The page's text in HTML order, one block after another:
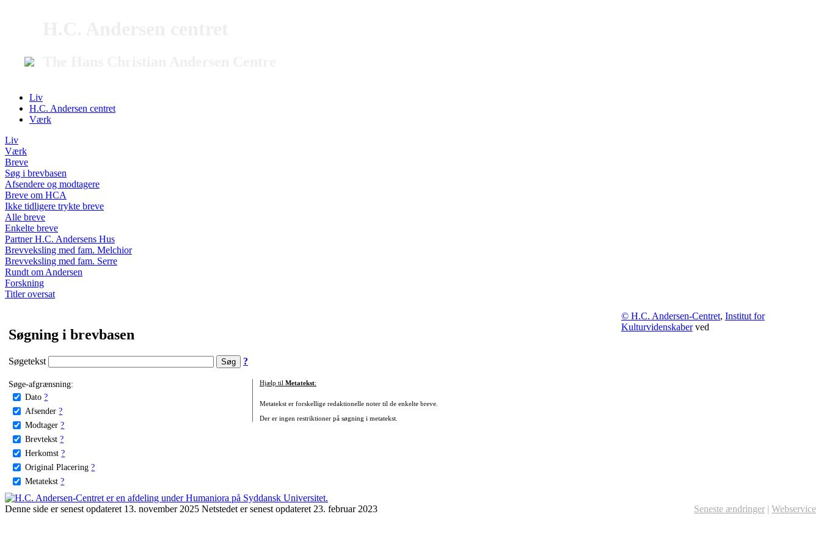
Liv
H.C. Andersen centret
Værk
Liv
Værk
Breve
Søg i brevbasen
Afsendere og modtagere
Breve om HCA
Ikke tidligere trykte breve
Alle breve
Enkelte breve
Partner H.C. Andersens Hus
Brevveksling med fam. Melchior
Brevveksling med fam. Serre
Rundt om Andersen
Forskning
Titler oversat
Søgning i brevbasen
Søgetekst ?
Søge-afgrænsning:
Dato ?
Afsender ?
Modtager ?
Brevtekst ?
Herkomst ?
Original Placering ?
Metatekst ?
Hjælp til Metatekst:
Metatekst er forskellige redaktionelle noter til de enkelte breve.
Der er ingen restriktioner på søgning i metatekst.
© H.C. Andersen-Centret, Institut for
Kulturvidenskaberved
Denne side er senest opdateret 13. november 2025 Netstedet er senest opdateret 23. februar 2023 Seneste ændringer | Webservice